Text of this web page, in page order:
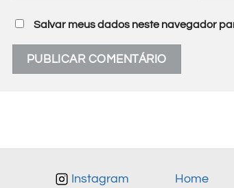
Salvar meus dados neste navegador
Instagram Home